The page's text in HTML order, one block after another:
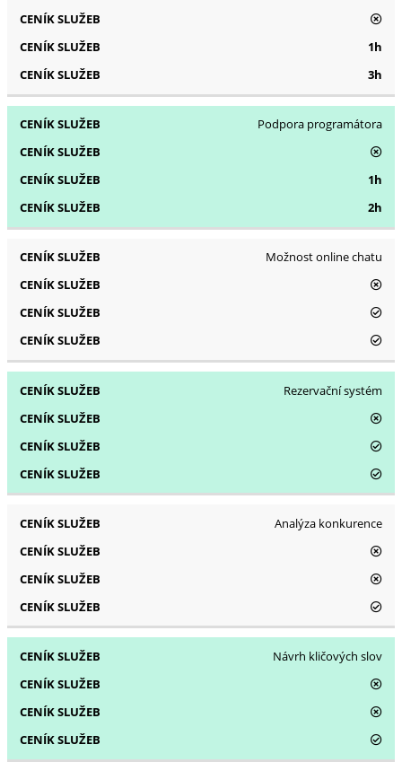
1h
3h
Podpora programátora
1h
2h
Možnost online chatu
Rezervační systém
Analýza konkurence
Návrh kličových slov